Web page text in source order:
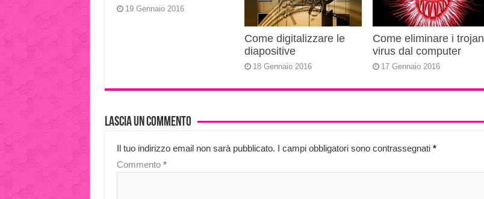
19 Gennaio 2016
Come digitalizzare le
diapositive
18 Gennaio 2016
Come eliminare i trojan
virus dal computer
17 Gennaio 2016
Lascia un commento
Il tuo indirizzo email non sarà pubblicato. I campi obbligatori sono contrassegnati *
Commento *